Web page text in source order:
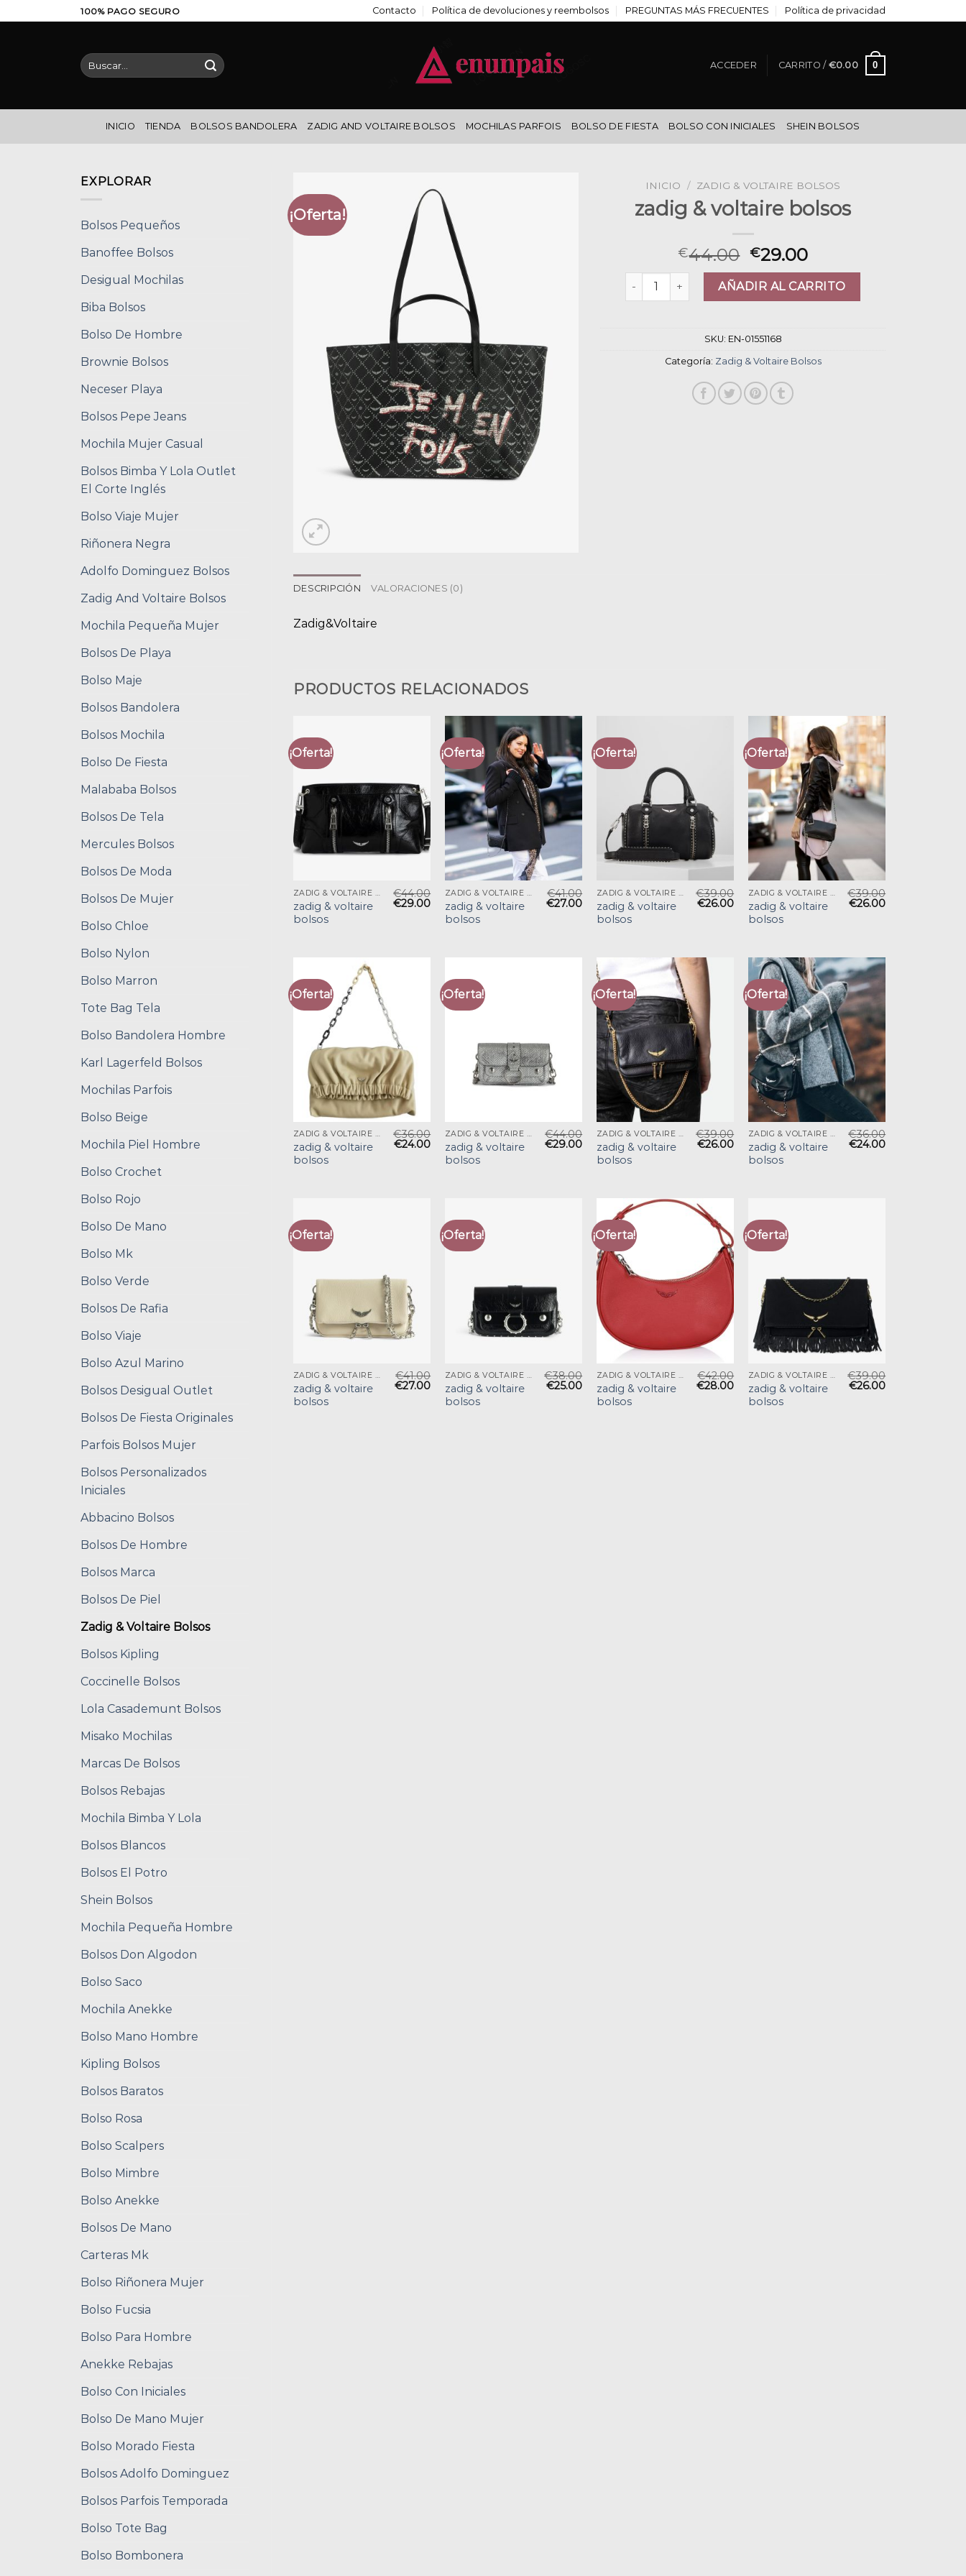
al
100% PAGO SEGURO Contacto Política de devoluciones y reembolsos PREGUNTAS MÁS FRECUENTES Política de privacidad
Buscar
por:
ACCEDER CARRITO / €0.00 0
INICIO TIENDA BOLSOS BANDOLERA ZADIG AND VOLTAIRE BOLSOS MOCHILAS PARFOIS BOLSO DE FIESTA BOLSO CON INICIALES SHEIN BOLSOS
EXPLORAR
Bolsos Pequeños
Banoffee Bolsos
Desigual Mochilas
Biba Bolsos
Bolso De Hombre
Brownie Bolsos
Neceser Playa
Bolsos Pepe Jeans
Mochila Mujer Casual
Bolsos Bimba Y Lola Outlet
El Corte Inglés
Bolso Viaje Mujer
Riñonera Negra
Adolfo Dominguez Bolsos
Zadig And Voltaire Bolsos
Mochila Pequeña Mujer
Bolsos De Playa
Bolso Maje
Bolsos Bandolera
Bolsos Mochila
Bolso De Fiesta
Malababa Bolsos
Bolsos De Tela
Mercules Bolsos
Bolsos De Moda
Bolsos De Mujer
Bolso Chloe
Bolso Nylon
Bolso Marron
Tote Bag Tela
Bolso Bandolera Hombre
Karl Lagerfeld Bolsos
Mochilas Parfois
Bolso Beige
Mochila Piel Hombre
Bolso Crochet
Bolso Rojo
Bolso De Mano
Bolso Mk
Bolso Verde
Bolsos De Rafia
Bolso Viaje
Bolso Azul Marino
Bolsos Desigual Outlet
Bolsos De Fiesta Originales
Parfois Bolsos Mujer
Bolsos Personalizados
Iniciales
Abbacino Bolsos
Bolsos De Hombre
Bolsos Marca
Bolsos De Piel
Zadig & Voltaire Bolsos
Bolsos Kipling
Coccinelle Bolsos
Lola Casademunt Bolsos
Misako Mochilas
Marcas De Bolsos
Bolsos Rebajas
Mochila Bimba Y Lola
Bolsos Blancos
Bolsos El Potro
Shein Bolsos
Mochila Pequeña Hombre
Bolsos Don Algodon
Bolso Saco
Mochila Anekke
Bolso Mano Hombre
Kipling Bolsos
Bolsos Baratos
Bolso Rosa
Bolso Scalpers
Bolso Mimbre
Bolso Anekke
Bolsos De Mano
Carteras Mk
Bolso Riñonera Mujer
Bolso Fucsia
Bolso Para Hombre
Anekke Rebajas
Bolso Con Iniciales
Bolso De Mano Mujer
Bolso Morado Fiesta
Bolsos Adolfo Dominguez
Bolsos Parfois Temporada
Bolso Tote Bag
Bolso Bombonera
¡Oferta!
INICIO / ZADIG & VOLTAIRE BOLSOS
zadig & voltaire bolsos
€44.00 €29.00
zadig & voltaire bolsos cantidad
AÑADIR AL CARRITO
SKU: EN-01551168
Categoría: Zadig & Voltaire Bolsos
DESCRIPCIÓN VALORACIONES (0)
Zadig&Voltaire
PRODUCTOS RELACIONADOS
¡Oferta!
ZADIG & VOLTAIRE BOLSOS
zadig & voltaire
bolsos
€44.00
€29.00
¡Oferta!
ZADIG & VOLTAIRE BOLSOS
zadig & voltaire
bolsos
€41.00
€27.00
¡Oferta!
ZADIG & VOLTAIRE BOLSOS
zadig & voltaire
bolsos
€39.00
€26.00
¡Oferta!
ZADIG & VOLTAIRE BOLSOS
zadig & voltaire
bolsos
€39.00
€26.00
¡Oferta!
ZADIG & VOLTAIRE BOLSOS
zadig & voltaire
bolsos
€36.00
€24.00
¡Oferta!
ZADIG & VOLTAIRE BOLSOS
zadig & voltaire
bolsos
€44.00
€29.00
¡Oferta!
ZADIG & VOLTAIRE BOLSOS
zadig & voltaire
bolsos
€39.00
€26.00
¡Oferta!
ZADIG & VOLTAIRE BOLSOS
zadig & voltaire
bolsos
€36.00
€24.00
¡Oferta!
ZADIG & VOLTAIRE BOLSOS
zadig & voltaire
bolsos
€41.00
€27.00
¡Oferta!
ZADIG & VOLTAIRE BOLSOS
zadig & voltaire
bolsos
€38.00
€25.00
¡Oferta!
ZADIG & VOLTAIRE BOLSOS
zadig & voltaire
bolsos
€42.00
€28.00
¡Oferta!
ZADIG & VOLTAIRE BOLSOS
zadig & voltaire
bolsos
€39.00
€26.00